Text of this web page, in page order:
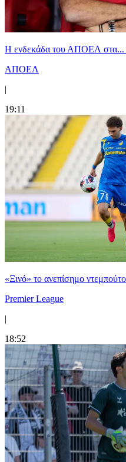
Η ενδεκάδα του ΑΠΟΕΛ στα...
ΑΠΟΕΛ
|
19:11
«Ξινό» το ανεπίσημο
Premier League
|
18:52